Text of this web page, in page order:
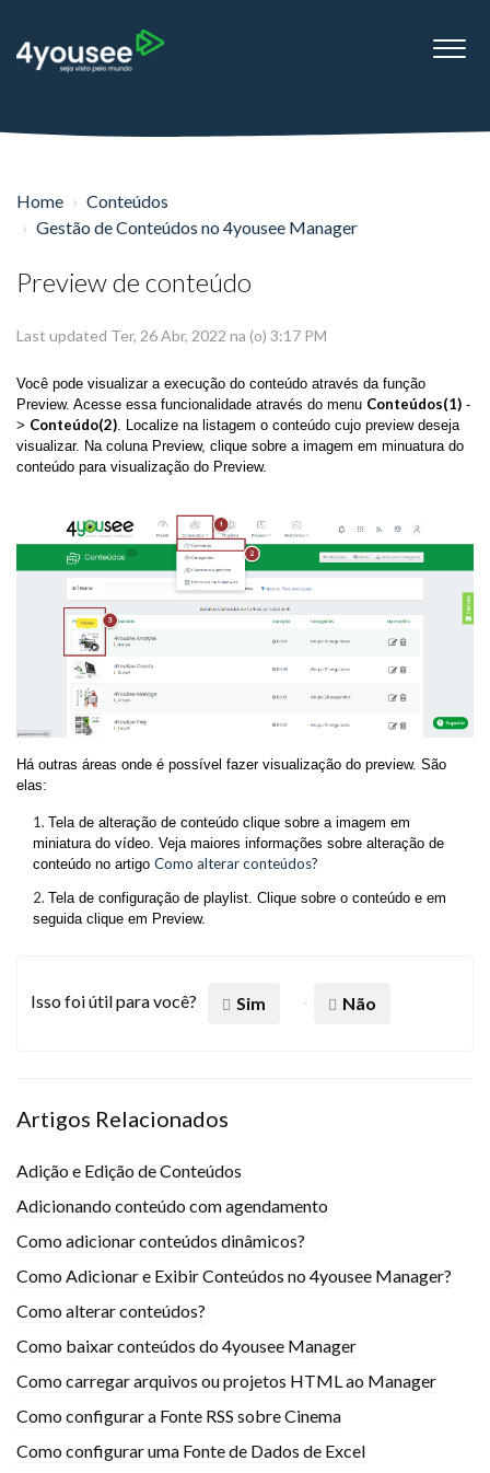
Home
Conteúdos
Gestão de Conteúdos no 4yousee Manager
Preview de conteúdo
Last updated Ter, 26 Abr, 2022 na (o) 3:17 PM
Você pode visualizar a execução do conteúdo através da função
Preview. Acesse essa funcionalidade através do menu Conteúdos(1) -
> Conteúdo(2) . Localize na listagem o conteúdo cujo preview deseja
visualizar. Na coluna Preview, clique sobre a imagem em minuatura do
conteúdo para visualização do Preview.
Há outras áreas onde é possível fazer visualização do preview. São
elas:
Tela de alteração de conteúdo clique sobre a imagem em
miniatura do vídeo. Veja maiores informações sobre alteração de
conteúdo no artigo Como alterar conteúdos?
Tela de configuração de playlist. Clique sobre o conteúdo e em
seguida clique em Preview.
Isso foi útil para você? Sim Não
Artigos Relacionados
Adição e Edição de Conteúdos
Adicionando conteúdo com agendamento
Como adicionar conteúdos dinâmicos?
Como Adicionar e Exibir Conteúdos no 4yousee Manager?
Como alterar conteúdos?
Como baixar conteúdos do 4yousee Manager
Como carregar arquivos ou projetos HTML ao Manager
Como configurar a Fonte RSS sobre Cinema
Como configurar uma Fonte de Dados de Excel